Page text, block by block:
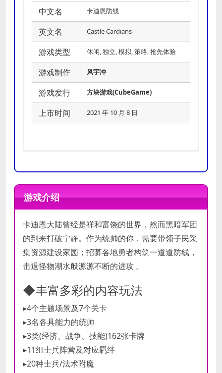
中文名 卡迪恩防线
英文名 Castle Cardians
游戏类型 休闲, 独立, 模拟, 策略, 抢先体验
游戏制作 风宇冲
游戏发行 方块游戏(CubeGame)
上市时间 2021 年 10 月 8 日
最低
DirectX 版本:10
存储空间:需要 800 MB 可用空间
推荐
DirectX 版本:11
存储空间:需要 800 MB 可用空间
游戏介绍
卡迪恩大陆曾经是祥和富饶的世界，然而黑暗军团
的到来打破宁静。作为统帅的你，需要带领子民采
集资源建设家园；招募各地勇者构筑一道道防线，
击退怪物潮水般源源不断的进攻 。
◆丰富多彩的内容玩法
▸4个主题场景及7个关卡
▸3名各具能力的统帅
▸3类(经济、战争、技能)162张卡牌
▸11组士兵阵营及对应羁绊
▸20种士兵/法术附魔